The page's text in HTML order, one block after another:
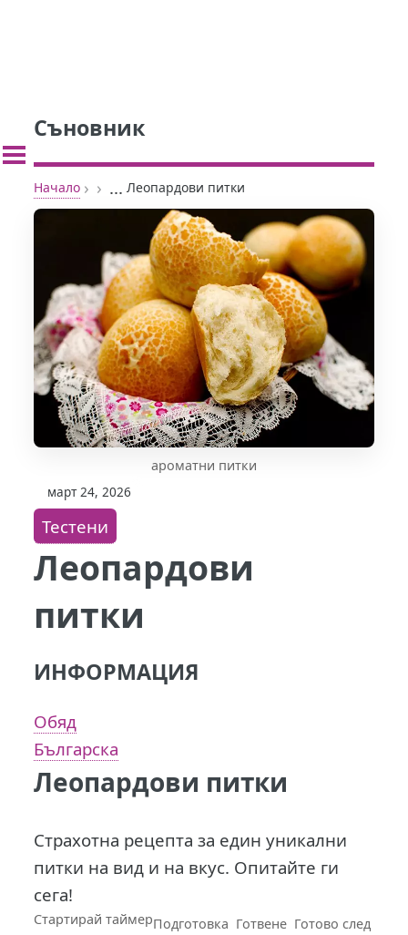
Съновник
Начало › › ... Леопардови питки
ароматни питки
март 24, 2026
Тестени
Леопардови
питки
ИНФОРМАЦИЯ
Обяд
Българска
Леопардови питки
Страхотна рецепта за един уникални
питки на вид и на вкус. Опитайте ги
сега!
Стартирай таймерПодготовка Готвене Готово след